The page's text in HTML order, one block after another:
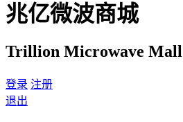
兆亿微波商城
Trillion Microwave Mall
登录 注册
退出